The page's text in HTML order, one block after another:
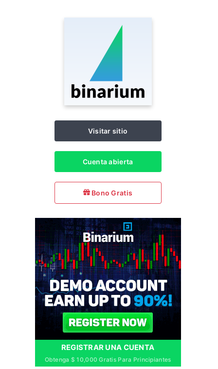
Visitar sitio
Cuenta abierta
Bono Gratis
REGISTRAR UNA CUENTA
Obtenga $ 10,000 Gratis Para Principiantes